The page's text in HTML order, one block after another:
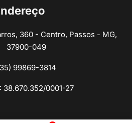
360 - Centro, Passos - MG,
37900-049
99869-3814
38.670.352/0001-27